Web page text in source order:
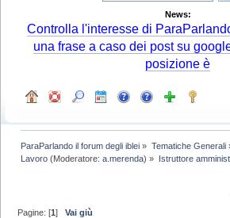
News:
Controlla l'interesse di
una frase a caso dei post su
posizione è
ParaParlando il forum degli iblei » Tematiche Generali
Lavoro (Moderatore:a.merenda) » Istruttore
Pagine: [1]Vai giù